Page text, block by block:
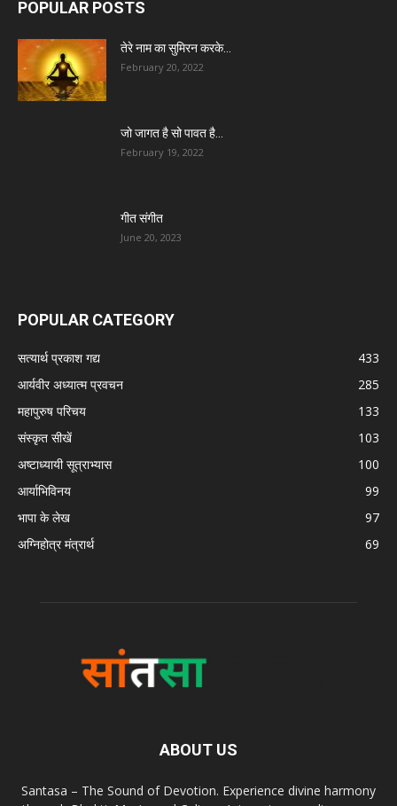
POPULAR POSTS
तेरे नाम का सुमिरन करके…
February 20, 2022
जो जागत है सो पावत है…
February 19, 2022
गीत संगीत
June 20, 2023
POPULAR CATEGORY
सत्यार्थ प्रकाश गद्य
433
आर्यवीर अध्यात्म प्रवचन
285
महापुरुष परिचय
133
संस्कृत सीखें
103
अष्टाध्यायी सूत्राभ्यास
100
आर्याभिविनय
99
भापा के लेख
97
अग्निहोत्र मंत्रार्थ
69
ABOUT US
Santasa – The Sound of Devotion. Experience divine harmony